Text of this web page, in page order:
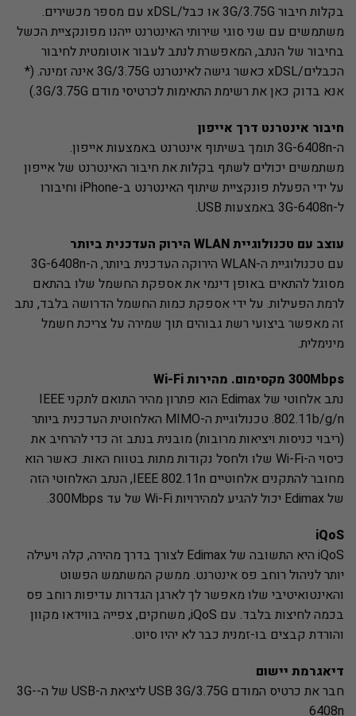
בקלות חיבור 3G/3.75G או כבל/xDSL עם מספר מכשירים.
משתמשים עם שני סוגי שירותי האינטרנט ייהנו מפונקציית הכשל
בחיבור של הנתב, המאפשרת לנתב לעבור אוטומטית לחיבור
הכבלים/xDSL כאשר גישה לאינטרנט 3G/3.75G אינה זמינה. (*
אנא בדוק כאן את רשימת התאימות לכרטיסי מודם 3G/3.75G.)
חיבור אינטרנט דרך אייפון
ה-3G-6408n תומך בשיתוף אינטרנט באמצעות אייפון.
משתמשים יכולים לשתף בקלות את חיבור האינטרנט של אייפון
על ידי הפעלת פונקציית שיתוף האינטרנט ב-iPhone וחיבורו
ל-3G-6408n באמצעות USB.
עוצב עם טכנולוגיית WLAN הירוק העדכנית ביותר
עם טכנולוגיית ה-WLAN הירוקה העדכנית ביותר, ה-3G-6408n
מסוגל להתאים באופן דינמי את אספקת החשמל שלו בהתאם
לרמת הפעילות. על ידי אספקת כמות החשמל הדרושה בלבד, נתב
זה מאפשר ביצועי רשת גבוהים תוך שמירה על צריכת חשמל
מינימלית.
300Mbps מקסימום. מהירות Wi-Fi
נתב אלחוטי של Edimax הוא פתרון מהיר התואם לתקני IEEE
802.11b/g/n. טכנולוגיית ה-MIMO האלחוטית העדכנית ביותר
(ריבוי כניסות ויציאות מרובות) מובנית בנתב זה כדי להרחיב את
כיסוי ה-Wi-Fi שלו ולחסל נקודות מתות בטווח האות. כאשר הוא
מחובר להתקנים אלחוטיים IEEE 802.11n, הנתב האלחוטי הזה
של Edimax יכול להגיע למהירויות Wi-Fi של עד 300Mbps.
iQoS
iQoS היא התשובה של Edimax לצורך בדרך מהירה, קלה ויעילה
יותר לניהול רוחב פס אינטרנט. ממשק המשתמש הפשוט
והאינטואיטיבי שלו מאפשר לך לארגן הגדרות עדיפות רוחב פס
בכמה לחיצות בלבד. עם iQoS, משחקים, צפייה בווידאו מקוון
והורדת קבצים בו-זמנית כבר לא יהיו סיוט.
דיאגרמת יישום
חבר את כרטיס המודם USB 3G/3.75G ליציאת ה-USB של ה-3G-
6408n